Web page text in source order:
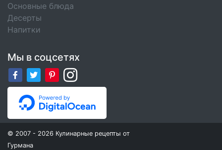
Основные блюда
Десерты
Напитки
Мы в соцсетях
© 2007 - 2026 Кулинарные рецепты от
Гурмана